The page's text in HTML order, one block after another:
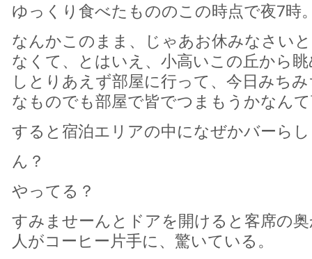
ゆっくり食べたもののこの時点で夜7時
なんかこのまま、じゃあお休みなさい
なくて、とはいえ、小高いこの丘から
しとりあえず部屋に行って、今日みち
なものでも部屋で皆でつまもうかなん
すると宿泊エリアの中になぜかバーら
ん？
やってる？
すみませーんとドアを開けると客席の
人がコーヒー片手に、驚いている。